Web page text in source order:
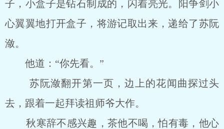
子，小盒子是钻石制成的，闪着亮光。阳争剑小
心翼翼地打开盒子，将游记取出来，递给了苏阮
潋。
他道：“你先看。”
苏阮潋翻开第一页，边上的花闻曲探过头
去，跟着一起拜读祖师爷大作。
秋寒辞不感兴趣，茶他不喝，怕有毒，他心